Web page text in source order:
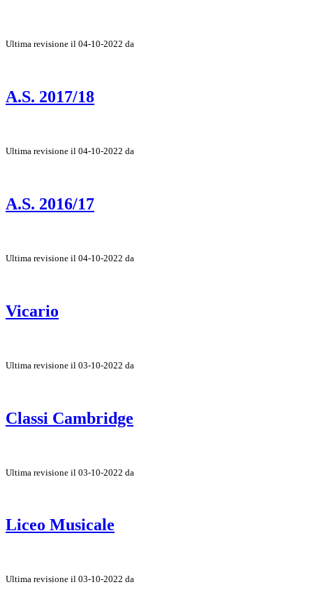
Ultima revisione il 04-10-2022 da
A.S. 2017/18
Ultima revisione il 04-10-2022 da
A.S. 2016/17
Ultima revisione il 04-10-2022 da
Vicario
Ultima revisione il 03-10-2022 da
Classi Cambridge
Ultima revisione il 03-10-2022 da
Liceo Musicale
Ultima revisione il 03-10-2022 da